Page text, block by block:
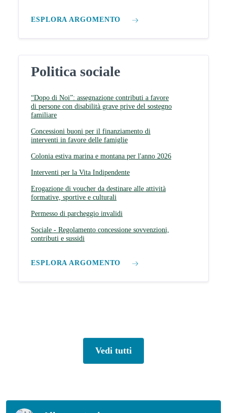
ESPLORA ARGOMENTO
Politica sociale
“Dopo di Noi”: assegnazione contributi a favore
di persone con disabilità grave prive del sostegno
familiare
Concessioni buoni per il finanziamento di
interventi in favore delle famiglie
Colonia estiva marina e montana per l'anno 2026
Interventi per la Vita Indipendente
Erogazione di voucher da destinare alle attività
formative, sportive e culturali
Permesso di parcheggio invalidi
Sociale - Regolamento concessione sovvenzioni,
contributi e sussidi
ESPLORA ARGOMENTO
Vedi tutti